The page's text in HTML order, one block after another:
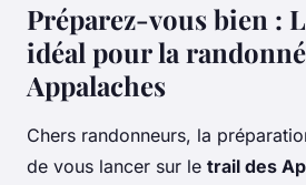
Préparez-vous bien :
idéal pour la
Appalaches
Chers randonneurs, la
de vous lancer sur le trail des